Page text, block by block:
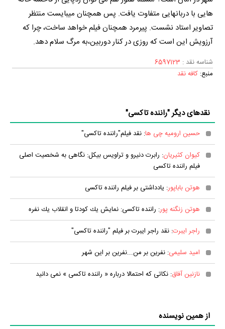
هایی با دربانهایی متفاوت یافت. پس همچنان می‎بایست منتظر
تصاویر استاد نشست. پیرمرد همچنان فیلم خواهد ساخت، چرا که
آرزویش این است که روزی در کنار دوربین،به مرگ سلام دهد.
شناسه نقد : 6597123
منبع:کافه نقد
نقدهای دیگر "راننده تاکسی"
حسین ارومیه چی ها: نقد فیلم"راننده تاکسی"
کیوان کثیریان: رابرت دنیرو و تراویس بیکل: نگاهی به شخصیت اصلی
فیلم راننده تاکسی
هوتن باباپور: یادداشتی بر فیلم راننده تاکسی
هوتن زنگنه پور: راننده تاکسی: نمایش یك كودتا و انقلاب یك نفره
راجر ایبرت: نقد راجر ایبرت بر فیلم "راننده تاکسی"
امید سلیمی: نفرین بر من...نفرین بر این شهر
نازنین آفاق: نکاتی که احتمالا درباره « راننده تاکسی » نمی دانید
از همین نویسنده